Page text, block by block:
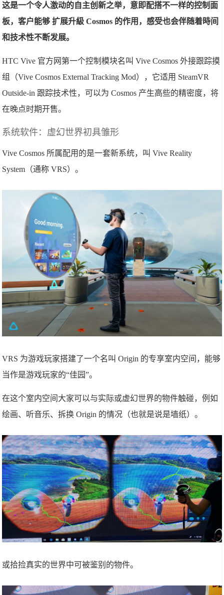
这是一个令人激动的自主创新之举，意即配搭不一样的控制面
板，客户能够 扩展升級 Cosmos 的作用，感受也会伴随着時间
和技术性不断发展。
HTC Vive 官方网第一个控制模块名叫 Vive Cosmos 外接跟踪摸
组（Vive Cosmos External Tracking Mod），它适用 SteamVR
Outside-in 跟踪技术性，可以为 Cosmos 产生高些的精密度，将
在晚点时期开售。
系统软件：虚幻世界初具雏形
Vive Cosmos 所属配用的是一套新系统，叫 Vive Reality
System（通称 VRS）。
VRS 为游戏玩家搭建了一个名叫 Origin 的专享室内空间，能够
当作是游戏玩家的“佳园”。
在这个室内空间大家可以与实际或虚幻世界的物件触碰，例如
绘画、听音乐、拆换 Origin 的情况（也就是说是墙纸）。
或拾捡真实的世界中可被鉴别的物件。